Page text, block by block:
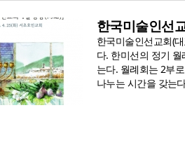
한국미술인선
한국미술인선교회(
다. 한미선의 정기
는다. 월례회는 2부
나누는 시간을 갖는